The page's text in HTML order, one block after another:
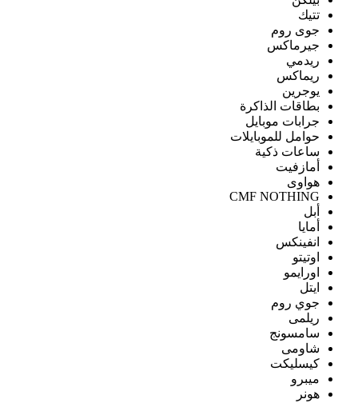
تتيك
جوى روم
جيرماكس
ريدمي
ريماكس
يوجرين
بطاقات الذاكرة
جرابات موبايل
حوامل للموبايلات
ساعات ذكية
أمازفيت
هواوى
CMF NOTHING
أبل
أمايا
انفينكس
اوتيتو
اورايمو
ايتل
جوي روم
ريلمى
سامسونج
شاومى
كيسليكت
ميبرو
هونر